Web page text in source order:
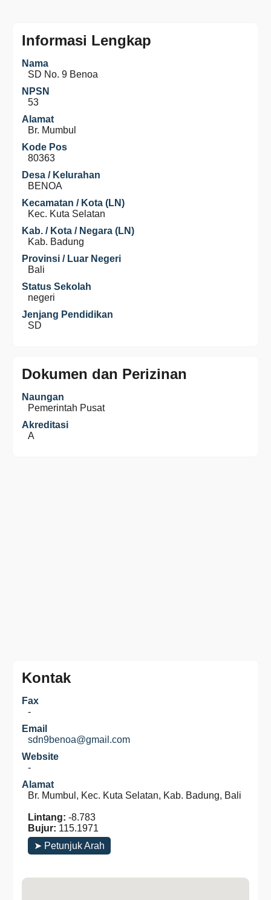
Informasi Lengkap
Nama
SD No. 9 Benoa
NPSN
53
Alamat
Br. Mumbul
Kode Pos
80363
Desa / Kelurahan
BENOA
Kecamatan / Kota (LN)
Kec. Kuta Selatan
Kab. / Kota / Negara (LN)
Kab. Badung
Provinsi / Luar Negeri
Bali
Status Sekolah
negeri
Jenjang Pendidikan
SD
Dokumen dan Perizinan
Naungan
Pemerintah Pusat
Akreditasi
A
Kontak
Fax
-
Email
sdn9benoa@gmail.com
Website
-
Alamat
Br. Mumbul, Kec. Kuta Selatan, Kab. Badung, Bali
Lintang: -8.783
Bujur: 115.1971
➤ Petunjuk Arah